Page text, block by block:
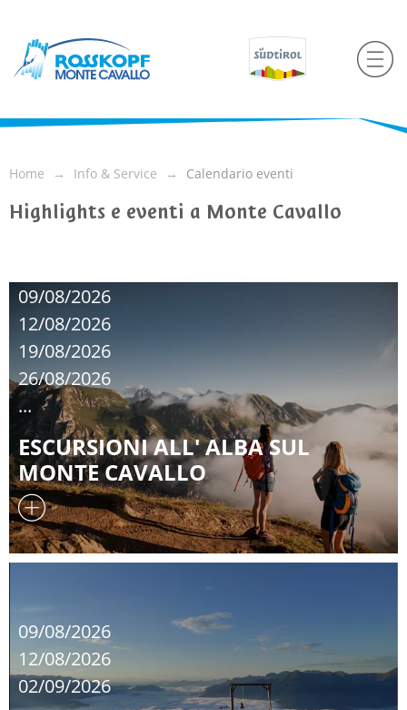
Home Info & Service Calendario eventi
Highlights e eventi a Monte Cavallo
09/08/2026
12/08/2026
19/08/2026
26/08/2026
...
ESCURSIONI ALL' ALBA SUL
MONTE CAVALLO
09/08/2026
12/08/2026
02/09/2026